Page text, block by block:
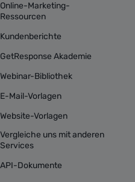
Online-Marketing-
Ressourcen
Kundenberichte
GetResponse Akademie
Webinar-Bibliothek
E-Mail-Vorlagen
Website-Vorlagen
Vergleiche uns mit anderen
Services
API-Dokumente